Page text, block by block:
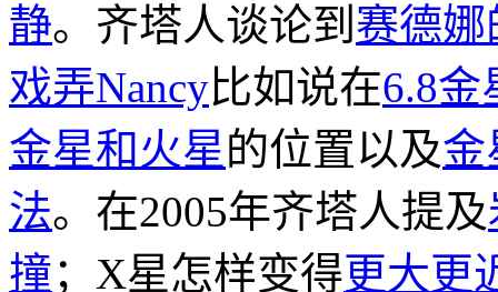
静。齐塔人谈论到 赛德
戏弄Nancy比如说在6.8金
金星和火星的位置以及金
法。在2005年齐塔人提及
撞；X星怎样变得更大更